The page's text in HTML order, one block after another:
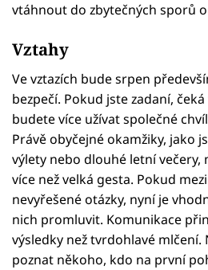
vtáhnout do zbytečných sporů
Vztahy
Ve vztazích bude srpen
bezpečí. Pokud jste zadaní,
budete více užívat společné
Právě obyčejné okamžiky, jako
výlety nebo dlouhé letní večery,
více než velká gesta. Pokud
nevyřešené otázky, nyní je
nich promluvit. Komunikace
výsledky než tvrdohlavé mlčení.
poznat někoho, kdo na první